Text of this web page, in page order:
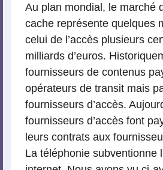
Au plan mondial, le marché
cache représente quelques
celui de l’accès plusieurs
milliards d’euros.
fournisseurs de contenus
opérateurs de transit mais
fournisseurs d’accès.
fournisseurs d’accès font
leurs contrats aux
La téléphonie subventionne